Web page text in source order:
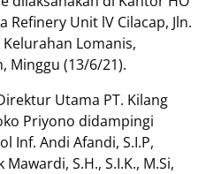
Refinery Unit lV Cilacap, Jln.
Lomanis,
Minggu (13/6/21).
Utama PT. Kilang
Priyono didampingi
Inf. Andi Afandi, S.I.P,
S.H., S.I.K., M.Si,